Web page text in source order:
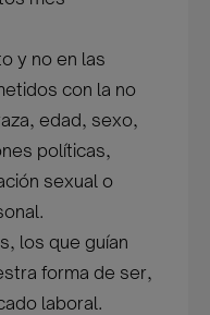
y no en las
con la no
edad, sexo,
políticas,
sexual o
los que guían
forma de ser,
laboral.